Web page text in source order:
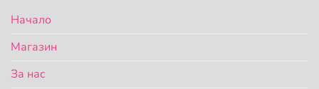
Начало
Магазин
За нас